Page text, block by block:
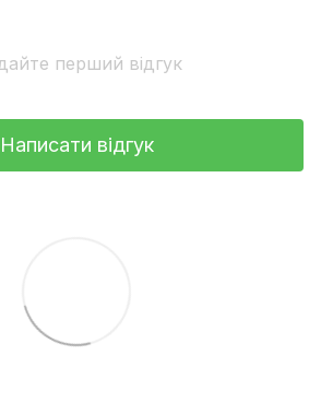
перший відгук
Написати відгук